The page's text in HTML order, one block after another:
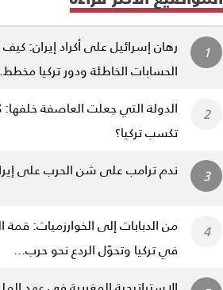
رهان إسرائيل على أكراد إيران:
الحسابات الخاطئة ودور تركيا
الدولة التي جعلت العاصفة
تكسب تركيا؟
ندم ترامب على شن الحرب على
من الدبابات إلى الخوارزميات: قمة
في تركيا وتحوّل الردع نحو حرب...